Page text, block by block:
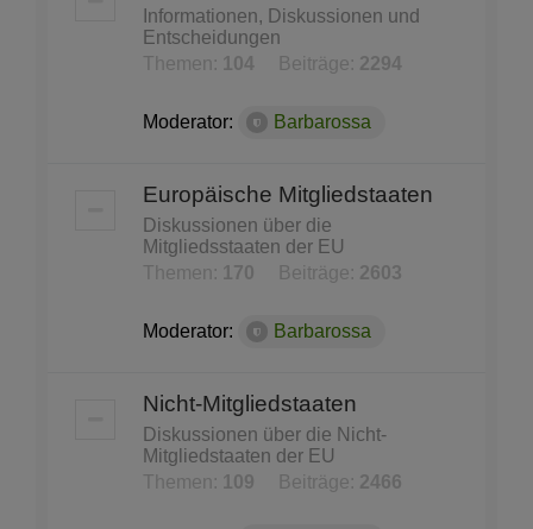
Informationen, Diskussionen und
Entscheidungen
Themen:
104 Beiträge: 2294
Moderator: Barbarossa
Europäische Mitgliedstaaten
Diskussionen über die
Mitgliedsstaaten der EU
Themen:
170 Beiträge: 2603
Moderator: Barbarossa
Nicht-Mitgliedstaaten
Diskussionen über die Nicht-
Mitgliedstaaten der EU
Themen:
109 Beiträge: 2466